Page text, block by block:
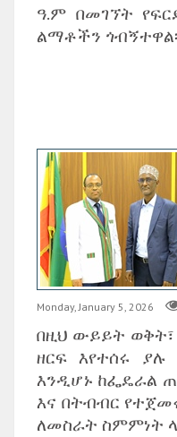
ዓ.ም በመገኘት
ልማቶችን
Monday, January 5, 2026
በዚህ ውይይት ወቅት፣
ዘርፍ እየተሰሩ
እንዲሆኑ ከፌዴራል
እና በትብብር
ለመስራት ስምምነት